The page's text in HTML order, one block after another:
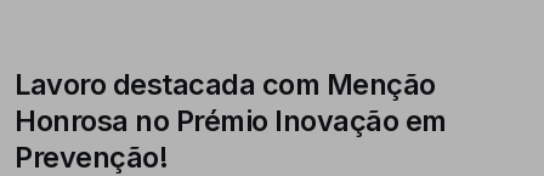
Lavoro destacada com Menção
Honrosa no Prémio Inovação em
Prevenção!